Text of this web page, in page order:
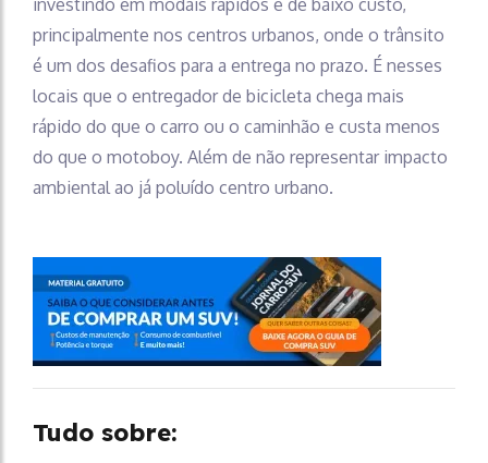
principalmente nos centros urbanos, onde o trânsito
é um dos desafios para a entrega no prazo. É nesses
locais que o entregador de bicicleta chega mais
rápido do que o carro ou o caminhão e custa menos
do que o motoboy. Além de não representar impacto
ambiental ao já poluído centro urbano.
Tudo sobre: